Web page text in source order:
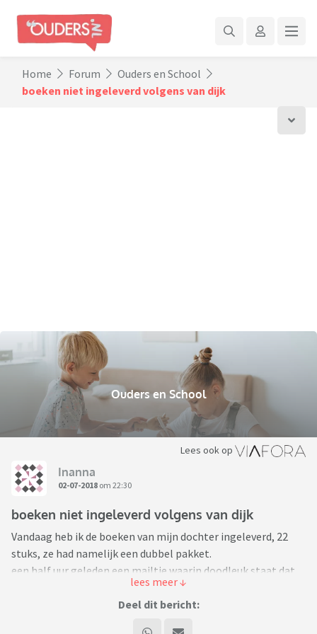
Home Forum
Ouders en School
boeken niet ingeleverd volgens van dijk
Ouders en School
Lees ook op
Inanna
02-07-2018 om 22:30
boeken niet ingeleverd volgens van dijk
Vandaag heb ik de boeken van mijn dochter ingeleverd, 22
stuks, ze had namelijk een dubbel pakket.
een half uur geleden een mailtje waarin doodleuk staat dat
de helft niet ingeleverd is en of we even 380 euro willen
Deel dit bericht: